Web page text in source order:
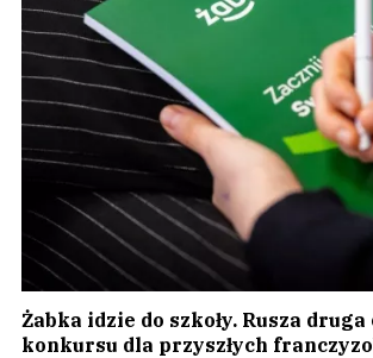
Żabka idzie do szkoły. Rusza druga
konkursu dla przyszłych